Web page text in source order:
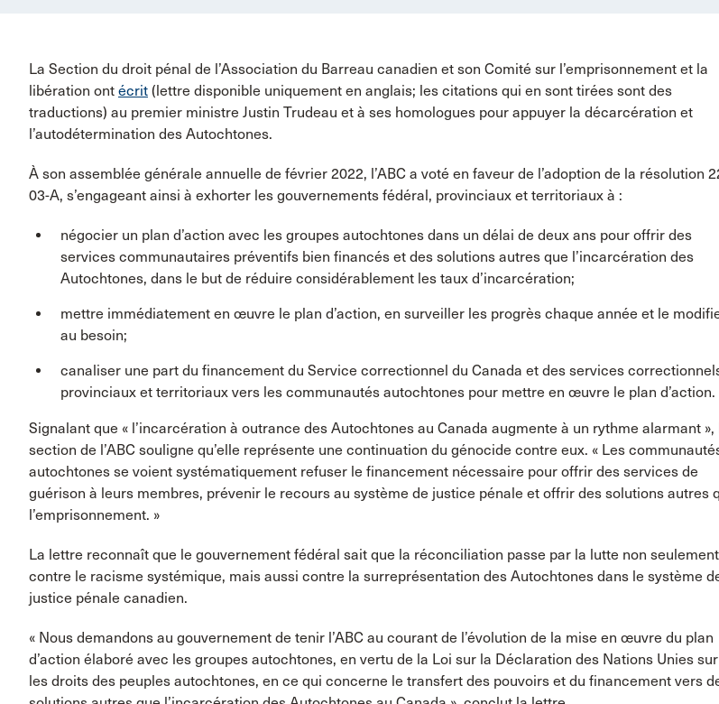
La Section du droit pénal de l’Association du Barreau canadien et son Comité sur l’emprisonnement et la
libération ont écrit (lettre disponible uniquement en anglais; les citations qui en sont tirées sont des
traductions) au premier ministre Justin Trudeau et à ses homologues pour appuyer la décarcération et
l’autodétermination des Autochtones.
À son assemblée générale annuelle de février 2022, l’ABC a voté en faveur de l’adoption de la résolution
03-A, s’engageant ainsi à exhorter les gouvernements fédéral, provinciaux et territoriaux à :
négocier un plan d’action avec les groupes autochtones dans un délai de deux ans pour offrir des
services communautaires préventifs bien financés et des solutions autres que l’incarcération des
Autochtones, dans le but de réduire considérablement les taux d’incarcération;
mettre immédiatement en œuvre le plan d’action, en surveiller les progrès chaque année et le
au besoin;
canaliser une part du financement du Service correctionnel du Canada et des services
provinciaux et territoriaux vers les communautés autochtones pour mettre en œuvre le plan d’action.
Signalant que « l’incarcération à outrance des Autochtones au Canada augmente à un rythme alarmant »,
section de l’ABC souligne qu’elle représente une continuation du génocide contre eux. « Les
autochtones se voient systématiquement refuser le financement nécessaire pour offrir des services de
guérison à leurs membres, prévenir le recours au système de justice pénale et offrir des solutions autres
l’emprisonnement. »
La lettre reconnaît que le gouvernement fédéral sait que la réconciliation passe par la lutte non seulement
contre le racisme systémique, mais aussi contre la surreprésentation des Autochtones dans le système
justice pénale canadien.
« Nous demandons au gouvernement de tenir l’ABC au courant de l’évolution de la mise en œuvre du plan
d’action élaboré avec les groupes autochtones, en vertu de la Loi sur la Déclaration des Nations Unies sur
les droits des peuples autochtones, en ce qui concerne le transfert des pouvoirs et du financement vers